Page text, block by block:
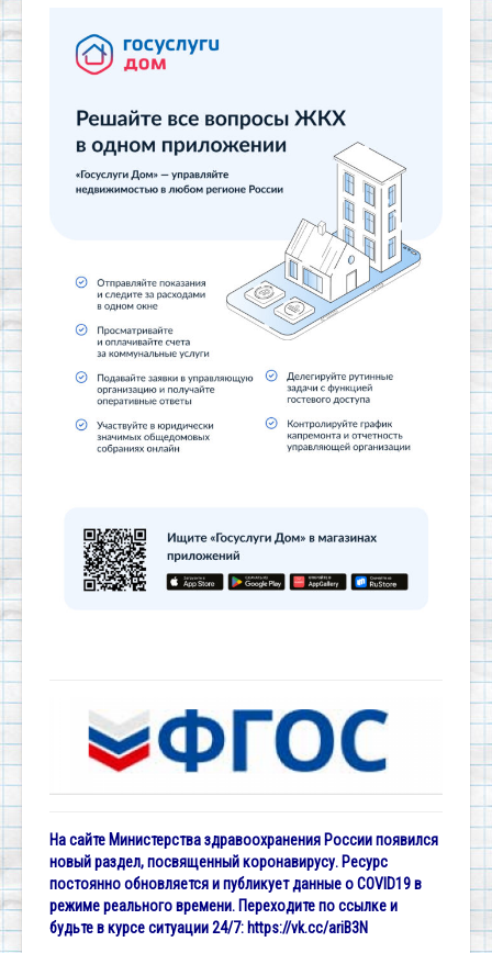
На сайте Министерства здравоохранения России появился
новый раздел, посвященный коронавирусу. Ресурс
постоянно обновляется и публикует данные о COVID19 в
режиме реального времени. Переходите по ссылке и
будьте в курсе ситуации 24/7: https://vk.cc/ariB3N